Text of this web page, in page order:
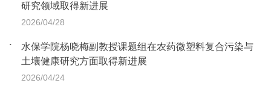
研究领域取得新进展
2026/04/28
水保学院杨晓梅副教授课题组在农药微塑料复合污染与
土壤健康研究方面取得新进展
2026/04/24